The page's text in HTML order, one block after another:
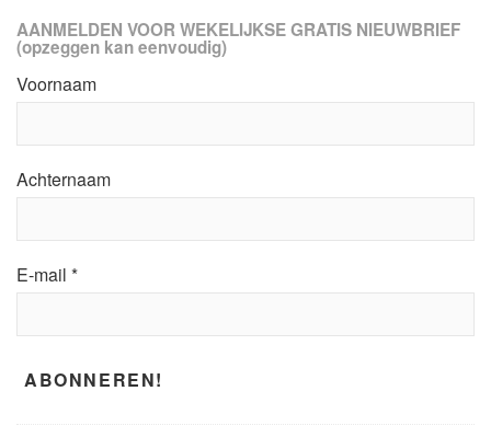
AANMELDEN VOOR WEKELIJKSE GRATIS NIEUWBRIEF
(opzeggen kan eenvoudig)
Voornaam
Achternaam
E-mail *